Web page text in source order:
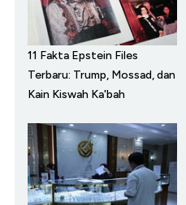
11 Fakta Epstein Files
Terbaru: Trump, Mossad, dan
Kain Kiswah Ka'bah